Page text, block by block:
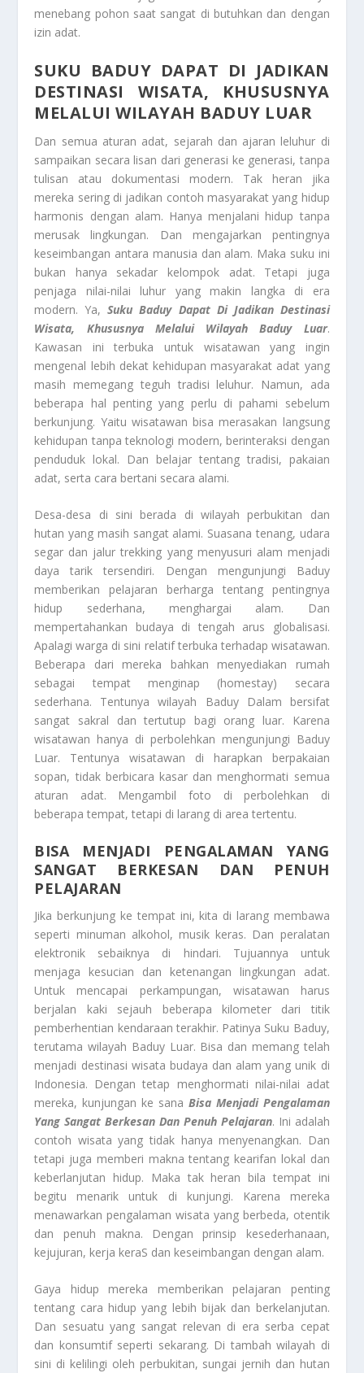
menebang pohon saat sangat di butuhkan dan dengan
izin adat.
SUKU BADUY DAPAT DI JADIKAN
DESTINASI WISATA, KHUSUSNYA
MELALUI WILAYAH BADUY LUAR
Dan semua aturan adat, sejarah dan ajaran leluhur di
sampaikan secara lisan dari generasi ke generasi, tanpa
tulisan atau dokumentasi modern. Tak heran jika
mereka sering di jadikan contoh masyarakat yang hidup
harmonis dengan alam. Hanya menjalani hidup tanpa
merusak lingkungan. Dan mengajarkan pentingnya
keseimbangan antara manusia dan alam. Maka suku ini
bukan hanya sekadar kelompok adat. Tetapi juga
penjaga nilai-nilai luhur yang makin langka di era
modern. Ya,Suku Baduy Dapat Di Jadikan Destinasi
Wisata, Khususnya Melalui Wilayah Baduy Luar.
Kawasan ini terbuka untuk wisatawan yang ingin
mengenal lebih dekat kehidupan masyarakat adat yang
masih memegang teguh tradisi leluhur. Namun, ada
beberapa hal penting yang perlu di pahami sebelum
berkunjung. Yaitu wisatawan bisa merasakan langsung
kehidupan tanpa teknologi modern, berinteraksi dengan
penduduk lokal. Dan belajar tentang tradisi, pakaian
adat, serta cara bertani secara alami.
Desa-desa di sini berada di wilayah perbukitan dan
hutan yang masih sangat alami. Suasana tenang, udara
segar dan jalur trekking yang menyusuri alam menjadi
daya tarik tersendiri. Dengan mengunjungi Baduy
memberikan pelajaran berharga tentang pentingnya
hidup sederhana, menghargai alam. Dan
mempertahankan budaya di tengah arus globalisasi.
Apalagi warga di sini relatif terbuka terhadap wisatawan.
Beberapa dari mereka bahkan menyediakan rumah
sebagai tempat menginap (homestay) secara
sederhana. Tentunya wilayah Baduy Dalam bersifat
sangat sakral dan tertutup bagi orang luar. Karena
wisatawan hanya di perbolehkan mengunjungi Baduy
Luar. Tentunya wisatawan di harapkan berpakaian
sopan, tidak berbicara kasar dan menghormati semua
aturan adat. Mengambil foto di perbolehkan di
beberapa tempat, tetapi di larang di area tertentu.
BISA MENJADI PENGALAMAN YANG
SANGAT BERKESAN DAN PENUH
PELAJARAN
Jika berkunjung ke tempat ini, kita di larang membawa
seperti minuman alkohol, musik keras. Dan peralatan
elektronik sebaiknya di hindari. Tujuannya untuk
menjaga kesucian dan ketenangan lingkungan adat.
Untuk mencapai perkampungan, wisatawan harus
berjalan kaki sejauh beberapa kilometer dari titik
pemberhentian kendaraan terakhir. Patinya Suku Baduy,
terutama wilayah Baduy Luar. Bisa dan memang telah
menjadi destinasi wisata budaya dan alam yang unik di
Indonesia. Dengan tetap menghormati nilai-nilai adat
mereka, kunjungan ke sana Bisa Menjadi Pengalaman
Yang Sangat Berkesan Dan Penuh Pelajaran. Ini adalah
contoh wisata yang tidak hanya menyenangkan. Dan
tetapi juga memberi makna tentang kearifan lokal dan
keberlanjutan hidup. Maka tak heran bila tempat ini
begitu menarik untuk di kunjungi. Karena mereka
menawarkan pengalaman wisata yang berbeda, otentik
dan penuh makna. Dengan prinsip kesederhanaan,
kejujuran, kerja keraS dan keseimbangan dengan alam.
Gaya hidup mereka memberikan pelajaran penting
tentang cara hidup yang lebih bijak dan berkelanjutan.
Dan sesuatu yang sangat relevan di era serba cepat
dan konsumtif seperti sekarang. Di tambah wilayah di
sini di kelilingi oleh perbukitan, sungai jernih dan hutan